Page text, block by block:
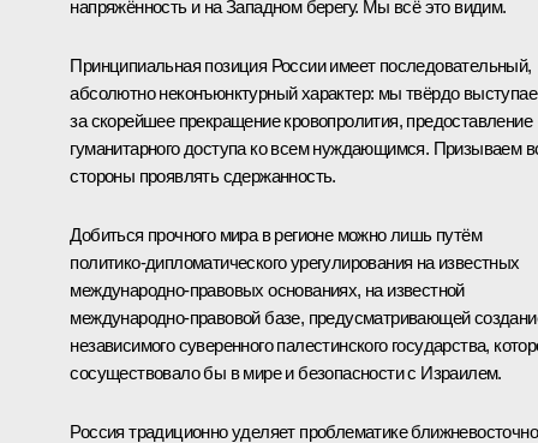
напряжённость и на Западном берегу. Мы всё это видим.
Принципиальная позиция России имеет последовательный,
абсолютно неконъюнктурный характер: мы твёрдо
за скорейшее прекращение кровопролития, предоставление
гуманитарного доступа ко всем нуждающимся. Призываем
стороны проявлять сдержанность.
Добиться прочного мира в регионе можно лишь путём
политико-дипломатического урегулирования на известных
международно-правовых основаниях, на известной
международно-правовой базе, предусматривающей
независимого суверенного палестинского государства,
сосуществовало бы в мире и безопасности с Израилем.
Россия традиционно уделяет проблематике